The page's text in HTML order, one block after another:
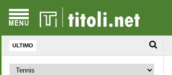
ULTIMO